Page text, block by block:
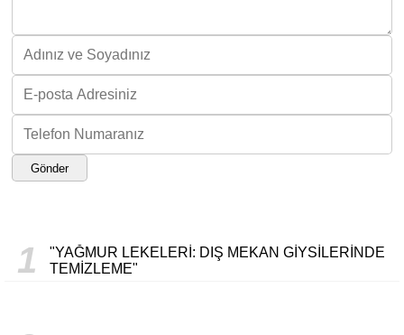
Gönder
1
"YAĞMUR LEKELERI: DIŞ MEKAN GIYSILERINDE
TEMIZLEME"